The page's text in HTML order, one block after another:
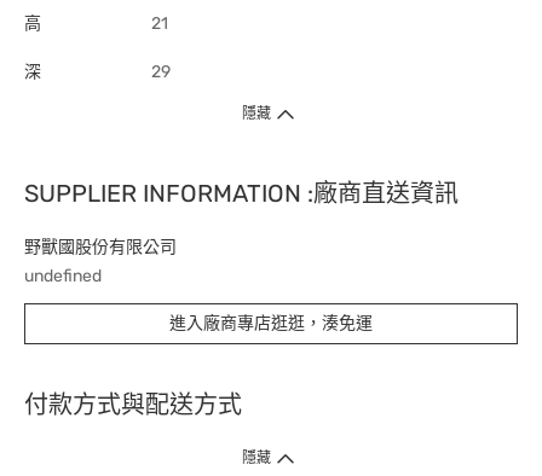
高 21
深 29
隱藏
SUPPLIER INFORMATION :廠商直送資訊
野獸國股份有限公司
undefined
進入廠商專店逛逛，湊免運
付款方式與配送方式
隱藏